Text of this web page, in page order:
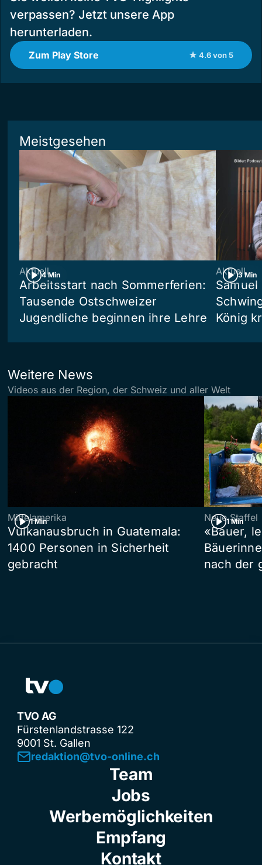
verpassen? Jetzt unsere App
herunterladen.
Zum Play Store ★ 4.6 von 5
Meistgesehen
4 Min
Aktuell
Arbeitsstart nach Sommerferien:
Tausende Ostschweizer
Jugendliche beginnen ihre Lehre
3 Min
Aktuell
König
Weitere News
Videos aus der Region, der Schweiz und aller Welt
1 Min
Mittelamerika
Vulkanausbruch in Guatemala:
1400 Personen in Sicherheit
gebracht
1 Min
Neue Staffel
«Bauer,
nach der
TVO AG
Fürstenlandstrasse 122
9001 St. Gallen
redaktion@tvo-online.ch
Team
Jobs
Werbemöglichkeiten
Empfang
Kontakt